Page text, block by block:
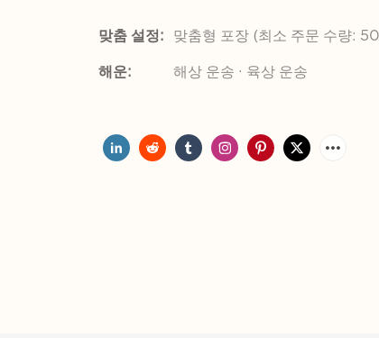
맞춤 설정: 맞춤형 포장 (최소 주문 수량:
해운:
해상 운송 · 육상 운송